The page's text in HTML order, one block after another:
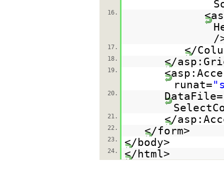
16.
/
17. </
18. </
19.
runat=
20. DataFile=
21. </
22. </form>
23. </body>
24. </html>